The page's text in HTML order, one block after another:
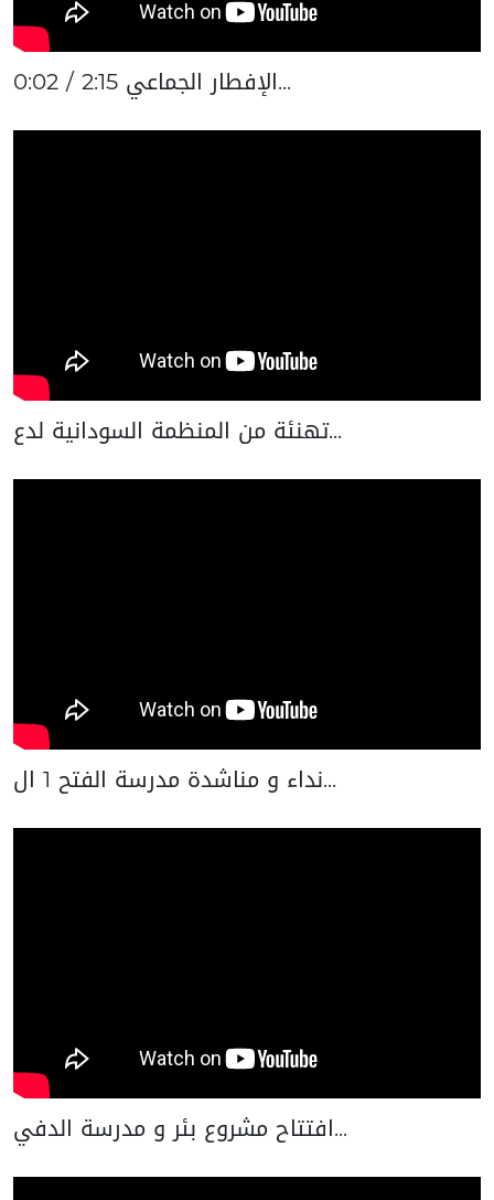
0:02 / 2:15 الإفطار الجماعي...
تهنئة من المنظمة السودانية لدع...
نداء و مناشدة مدرسة الفتح 1 ال...
افتتاح مشروع بئر و مدرسة الدفي...